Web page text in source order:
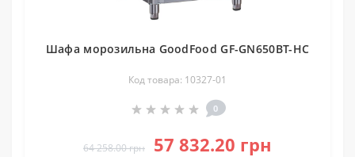
Шафа морозильна GoodFood GF-GN650BT-HC
Код товара: 10327-01
0
64 258.00 грн 57 832.20 грн